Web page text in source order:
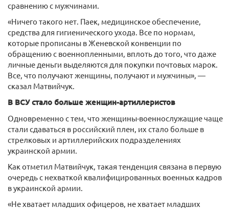
сравнению с мужчинами.
«Ничего такого нет. Паек, медицинское обеспечение,
средства для гигиенического ухода. Все по нормам,
которые прописаны в Женевской конвенции по
обращению с военнопленными, вплоть до того, что даже
личные деньги выделяются для покупки почтовых марок.
Все, что получают женщины, получают и мужчины», —
сказал Матвийчук.
В ВСУ стало больше женщин-артиллеристов
Одновременно с тем, что женщины-военнослужащие чаще
стали сдаваться в российский плен, их стало больше в
стрелковых и артиллерийских подразделениях
украинской армии.
Как отметил Матвийчук, такая тенденция связана в первую
очередь с нехваткой квалифицированных военных кадров
в украинской армии.
«Не хватает младших офицеров, не хватает младших